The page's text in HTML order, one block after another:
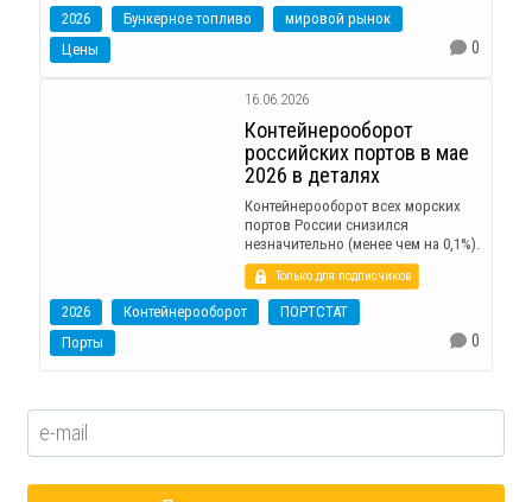
2026 Бункерное топливо
мировой рынок
Цены
0
16.06.2026
Контейнерооборот
российских портов в мае
2026 в деталях
Контейнерооборот всех морских
портов России снизился
незначительно (менее чем на 0,1%).
Только для подписчиков
2026 Контейнерооборот
ПОРТСТАТ
Порты
0